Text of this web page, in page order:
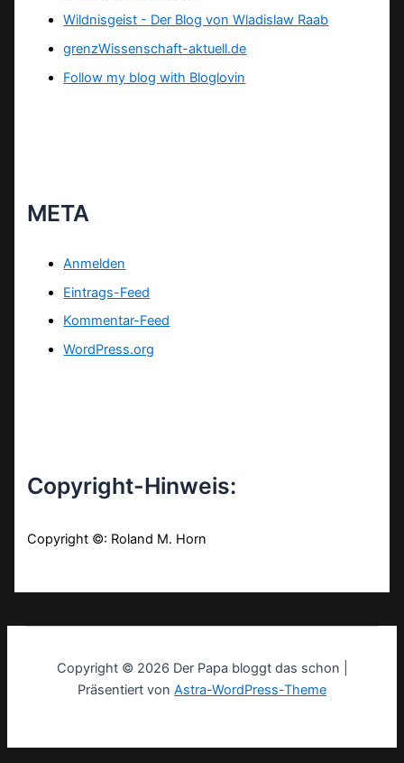
Wildnisgeist - Der Blog von Wladislaw Raab
grenzWissenschaft-aktuell.de
Follow my blog with Bloglovin
META
Anmelden
Eintrags-Feed
Kommentar-Feed
WordPress.org
Copyright-Hinweis:
Copyright ©: Roland M. Horn
Copyright © 2026 Der Papa bloggt das schon |
Präsentiert von Astra-WordPress-Theme